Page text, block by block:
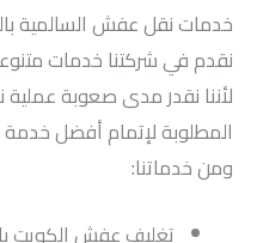
خدمات نقل عفش السالمية
نقدم في شركتنا خدمات
لأننا نقدر مدى صعوبة
المطلوبة لإتمام أفضل
ومن خدماتنا:
تغليف عفش الكويت